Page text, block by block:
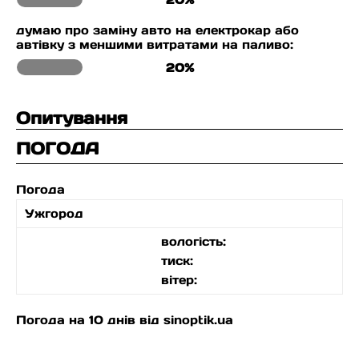
думаю про заміну авто на електрокар або
автівку з меншими витратами на паливо:
20%
Опитування
ПОГОДА
Погода
Ужгород
вологість:
тиск:
вітер:
Погода на 10 днів від sinoptik.ua